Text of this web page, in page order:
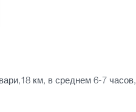
км, в среднем 6-7 часов,